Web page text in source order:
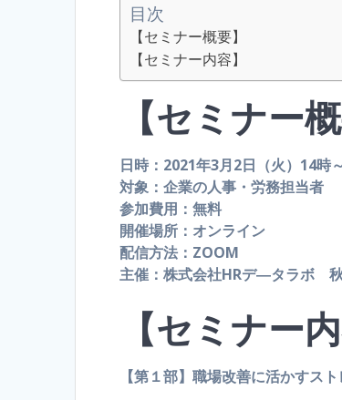
目次
【セミナー概要】
【セミナー内容】
【セミナー概
日時：2021年3月2日（火）14時
対象：企業の人事・労務担当者
参加費用：無料
開催場所：オンライン
配信方法：ZOOM
主催：株式会社HRデ―タラボ
【セミナー内
【第１部】職場改善に活かす